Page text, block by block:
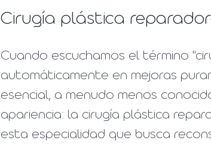
Cirugía plástica
Cuando escuchamos el término
automáticamente en mejoras
esencial, a menudo menos
apariencia: la cirugía plástica
esta especialidad que busca